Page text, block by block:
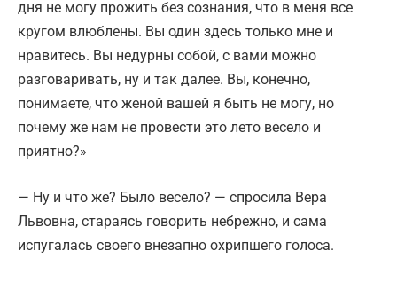
дня не могу прожить без сознания, что в меня все
кругом влюблены. Вы один здесь только мне и
нравитесь. Вы недурны собой, с вами можно
разговаривать, ну и так далее. Вы, конечно,
понимаете, что женой вашей я быть не могу, но
почему же нам не провести это лето весело и
приятно?»
— Ну и что же? Было весело? — спросила Вера
Львовна, стараясь говорить небрежно, и сама
испугалась своего внезапно охрипшего голоса.